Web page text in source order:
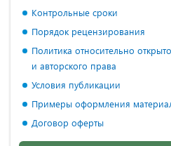
Контрольные сроки
Порядок рецензирования
Политика относительно
и авторского права
Условия публикации
Примеры оформления
Договор оферты